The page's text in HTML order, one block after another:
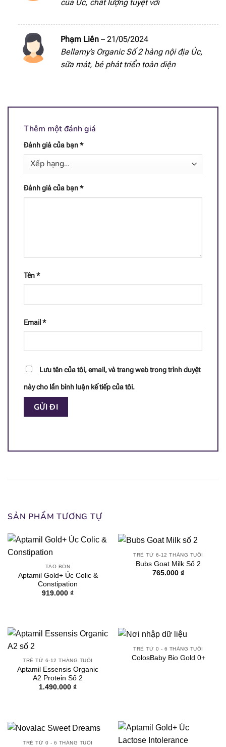
[popup_anything
id="1946"]
20 mcg
[popup_anything
id="1943"]
id="1944"]
[popup_anything
id="1941"]
[popup_anything
id="1940"]
8.4 mg
[popup_anything
của Úc, chất lượng tuyệt vời
Phạm Liên – 21/05/2024
Bellamy’s Organic Số 2 hàng nội địa Úc,
sữa mát, bé phát triển toàn diện
Thêm một đánh giá
Đánh giá của bạn*
Đánh giá của bạn*
Tên*
Email *
Lưu tên của tôi, email, và trang web trong trình duyệt
này cho lần bình luận kế tiếp của tôi.
SẢN PHẨM TƯƠNG TỰ
TÁO BÓN
Aptamil Gold+ Úc Colic &
Constipation
919.000 ₫
TRẺ TỪ 6-12 THÁNG TUỔI
Bubs Goat Milk Số 2
765.000 ₫
TRẺ TỪ 6-12 THÁNG TUỔI
Aptamil Essensis Organic
A2 Protein Số 2
1.490.000 ₫
TRẺ TỪ 0 - 6 THÁNG TUỔI
ColosBaby Bio Gold 0+
TRẺ TỪ 0 - 6 THÁNG TUỔI